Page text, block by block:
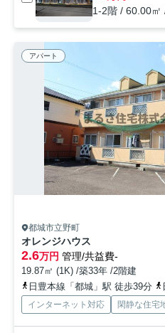
1-2階 / 60.00㎡
アパート
都城市立野町
オレンジハウス
2.6万円 管理/共益費-
19.87㎡ (1K) /築33年 /2階建
日豊本線「都城」駅 徒歩39分
インターネット対応 閑静な住宅